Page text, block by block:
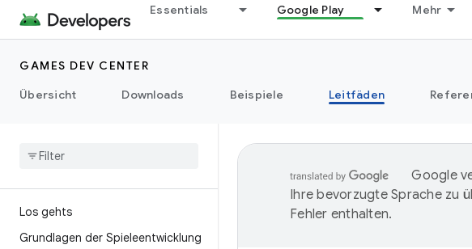
Essentials Google Play Mehr
GAMES DEV CENTER
Übersicht
Downloads Beispiele Leitfäden
Los gehts
Grundlagen der Spieleentwicklung
Google
Ihre bevorzugte Sprache zu
Fehler enthalten.